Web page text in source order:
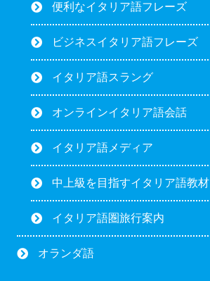
便利なイタリア語フレーズ
ビジネスイタリア語フレーズ
イタリア語スラング
オンラインイタリア語会話
イタリア語メディア
中上級を目指すイタリア語教材
イタリア語圏旅行案内
オランダ語